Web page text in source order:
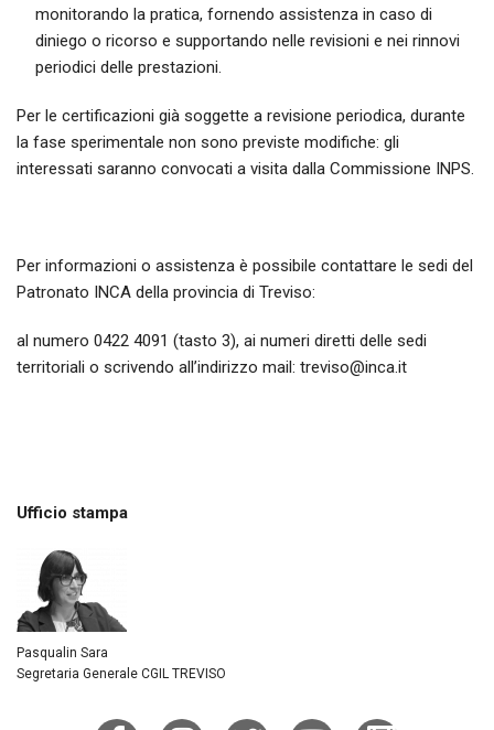
monitorando la pratica, fornendo assistenza in caso di
diniego o ricorso e supportando nelle revisioni e nei rinnovi
periodici delle prestazioni.
Per le certificazioni già soggette a revisione periodica, durante
la fase sperimentale non sono previste modifiche: gli
interessati saranno convocati a visita dalla Commissione INPS.
Per informazioni o assistenza è possibile contattare le sedi del
Patronato INCA della provincia di Treviso:
al numero 0422 4091 (tasto 3), ai numeri diretti delle sedi
territoriali o scrivendo all’indirizzo mail: treviso@inca.it
Ufficio stampa
Pasqualin Sara
Segretaria Generale CGIL TREVISO